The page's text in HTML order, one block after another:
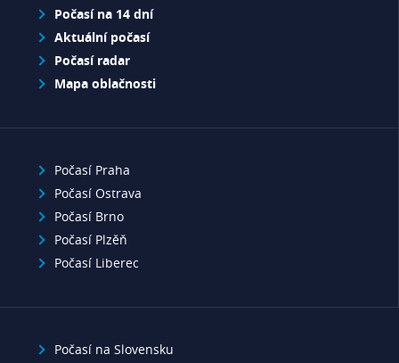
Počasí na 14 dní
Aktuální počasí
Počasí radar
Mapa oblačnosti
Počasí Praha
Počasí Ostrava
Počasí Brno
Počasí Plzěň
Počasí Liberec
Počasí na Slovensku